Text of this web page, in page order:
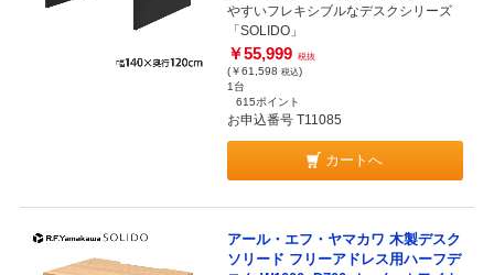
やすいフレキシブルなデスクシリーズ
「SOLIDO」
￥55,999 税抜
(￥61,598 税込)
1台
615ポイント
お申込番号 T11085
カートへ
アール・エフ・ヤマカワ 木製デスク
ソリード フリーアドレス用ハーフデ